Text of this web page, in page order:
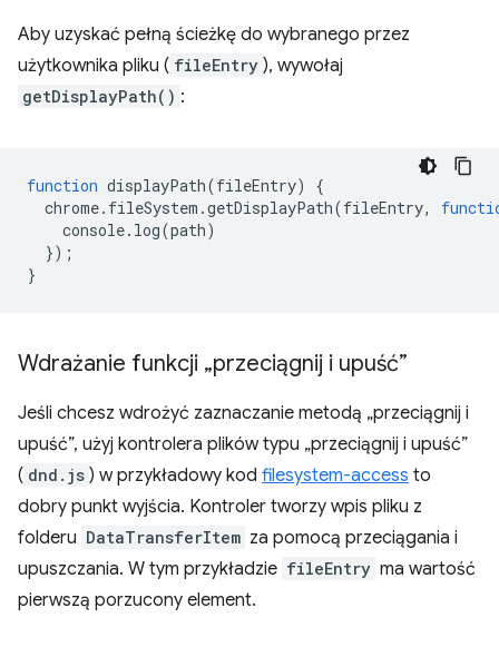
Aby uzyskać pełną ścieżkę do wybranego przez
użytkownika pliku ( fileEntry ), wywołaj
getDisplayPath() :
function displayPath(fileEntry)
{
chrome. fileSystem .getDisplayPath(fileEntry,
console. log(path)
});
}
Wdrażanie funkcji „przeciągnij i upuść”
Jeśli chcesz wdrożyć zaznaczanie metodą „przeciągnij i
upuść”, użyj kontrolera plików typu „przeciągnij i upuść”
( dnd.js ) w przykładowy kod filesystem-access to
dobry punkt wyjścia. Kontroler tworzy wpis pliku z
folderu DataTransferItem za pomocą przeciągania i
upuszczania. W tym przykładzie fileEntry ma wartość
pierwszą porzucony element.